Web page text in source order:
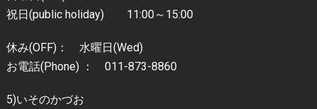
祝日(public holiday) 11:00～15:00
休み(OFF)： 水曜日(Wed)
お電話(Phone) ： 011-873-8860
5)いそのかづお